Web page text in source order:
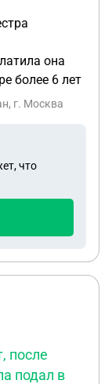
она
более 6 лет
г. Москва
что
после
подал в